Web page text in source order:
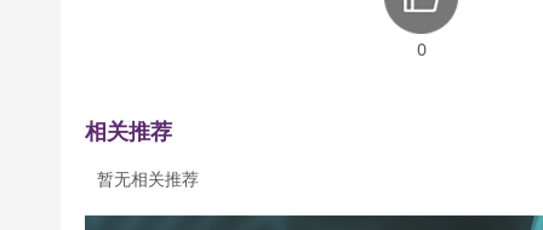
0
相关推荐
暂无相关推荐